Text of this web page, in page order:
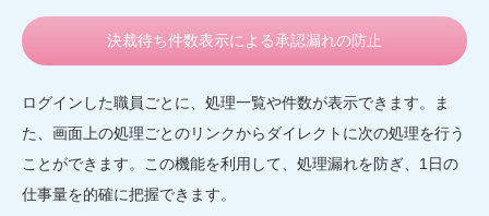
決裁待ち件数表示による承認漏れの防止
ログインした職員ごとに、処理一覧や件数が表示できます。ま
た、画面上の処理ごとのリンクからダイレクトに次の処理を行う
ことができます。この機能を利用して、処理漏れを防ぎ、1日の
仕事量を的確に把握できます。